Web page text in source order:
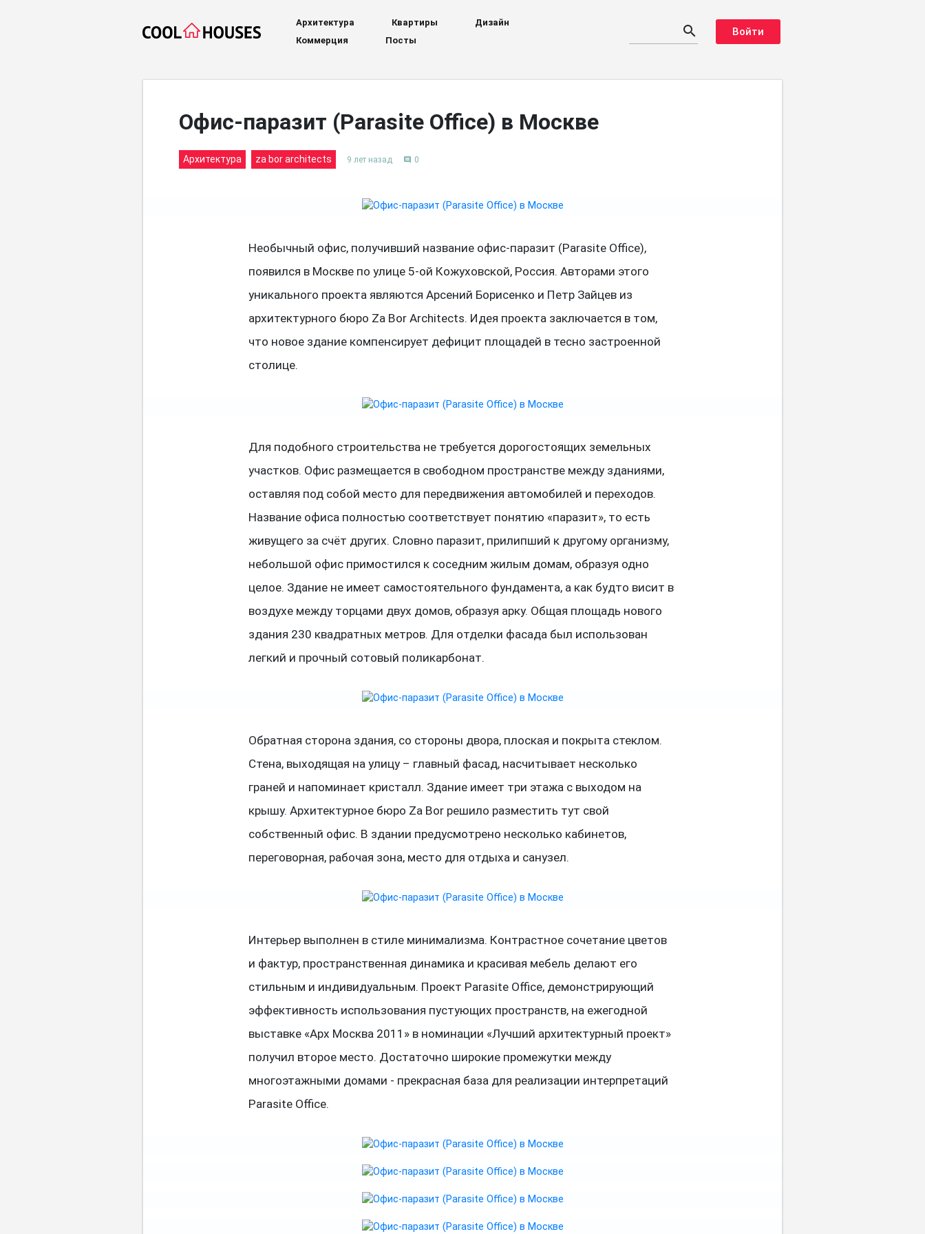
Архитектура Квартиры
Дизайн
Коммерция
Посты
search Войти
Офис-паразит (Parasite Office) в Москве
Архитектура za bor architects 9 лет назад comment 0
Необычный офис, получивший название офис-паразит (Parasite Office),
появился в Москве по улице 5-ой Кожуховской, Россия. Авторами этого
уникального проекта являются Арсений Борисенко и Петр Зайцев из
архитектурного бюро Za Bor Architects. Идея проекта заключается в том,
что новое здание компенсирует дефицит площадей в тесно застроенной
столице.
Для подобного строительства не требуется дорогостоящих земельных
участков. Офис размещается в свободном пространстве между зданиями,
оставляя под собой место для передвижения автомобилей и переходов.
Название офиса полностью соответствует понятию «паразит», то есть
живущего за счёт других. Словно паразит, прилипший к другому организму,
небольшой офис примостился к соседним жилым домам, образуя одно
целое. Здание не имеет самостоятельного фундамента, а как будто висит в
воздухе между торцами двух домов, образуя арку. Общая площадь нового
здания 230 квадратных метров. Для отделки фасада был использован
легкий и прочный сотовый поликарбонат.
Обратная сторона здания, со стороны двора, плоская и покрыта стеклом.
Стена, выходящая на улицу – главный фасад, насчитывает несколько
граней и напоминает кристалл. Здание имеет три этажа с выходом на
крышу. Архитектурное бюро Za Bor решило разместить тут свой
собственный офис. В здании предусмотрено несколько кабинетов,
переговорная, рабочая зона, место для отдыха и санузел.
Интерьер выполнен в стиле минимализма. Контрастное сочетание цветов
и фактур, пространственная динамика и красивая мебель делают его
стильным и индивидуальным. Проект Parasite Office, демонстрирующий
эффективность использования пустующих пространств, на ежегодной
выставке «Арх Москва 2011» в номинации «Лучший архитектурный проект»
получил второе место. Достаточно широкие промежутки между
многоэтажными домами - прекрасная база для реализации интерпретаций
Parasite Office.